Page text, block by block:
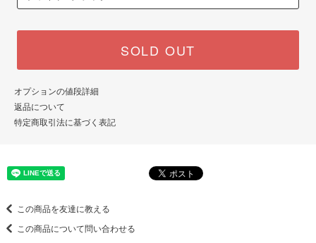
SOLD OUT
オプションの値段詳細
返品について
特定商取引法に基づく表記
この商品を友達に教える
この商品について問い合わせる